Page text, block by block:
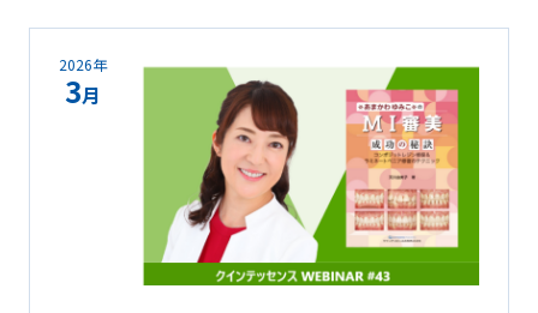
2026年
3月